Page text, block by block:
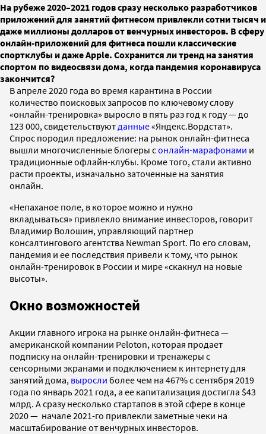
На рубеже 2020–2021 годов сразу несколько разработчиков
приложений для занятий фитнесом привлекли сотни тысяч и
даже миллионы долларов от венчурных инвесторов. В сферу
онлайн-приложений для фитнеса пошли классические
спортклубы и даже Apple. Сохранится ли тренд на занятия
спортом по видеосвязи дома, когда пандемия коронавируса
закончится?
В апреле 2020 года во время карантина в России
количество поисковых запросов по ключевому слову
«онлайн-тренировка» выросло в пять раз год к году — до
123 000, свидетельствуют данные«Яндекс.Вордстат».
Спрос породил предложение: на рынок онлайн-фитнеса
вышли многочисленные блогеры сонлайн-марафонами и
традиционные офлайн-клубы. Кроме того, стали активно
расти проекты, изначально заточенные на занятия
онлайн.
«Непаханое поле, в которое можно и нужно
вкладываться» привлекло внимание инвесторов, говорит
Владимир Волошин, управляющий партнер
консалтингового агентства Newman Sport. По его словам,
пандемия и ее последствия привели к тому, что рынок
онлайн-тренировок в России и мире «скакнул на новые
высоты».
Окно возможностей
Акции главного игрока на рынке онлайн-фитнеса —
американской компании Peloton, которая продает
подписку на онлайн-тренировки и тренажеры с
сенсорными экранами и подключением к интернету для
занятий дома, выросли более чем на 467% с сентября 2019
года по январь 2021 года, а ее капитализация достигла $43
млрд. А сразу несколько стартапов в этой сфере в конце
2020 — начале 2021-го привлекли заметные чеки на
масштабирование от венчурных инвесторов.